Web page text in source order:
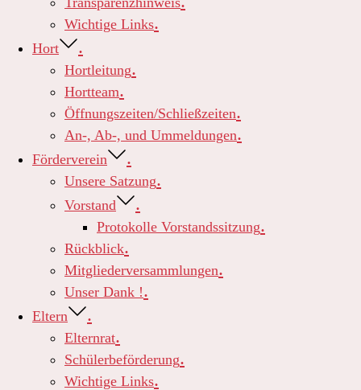
Wichtige Links
Hort
Hortleitung
Hortteam
Öffnungszeiten/Schließzeiten
An-, Ab-, und Ummeldungen
Förderverein
Unsere Satzung
Vorstand
Protokolle Vorstandssitzung
Rückblick
Mitgliederversammlungen
Unser Dank !
Eltern
Elternrat
Schülerbeförderung
Wichtige Links